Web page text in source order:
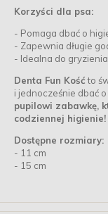
Korzyści dla psa:
- Pomaga dbać o
- Zapewnia długie
- Idealna do
Denta Fun Kośćto
i jednocześnie dbać
pupilowi zabawkę,
codziennej higienie!
Dostępne rozmiary:
- 11 cm
- 15 cm